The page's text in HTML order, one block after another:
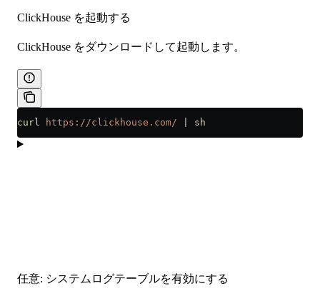
ClickHouse を起動する
ClickHouse をダウンロードして起動します。
curl https://clickhouse.com/ sh
任意: システムログテーブルを有効にする